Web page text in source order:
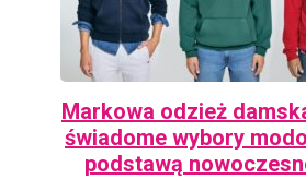
Markowa odzież
świadome wybory
podstawą